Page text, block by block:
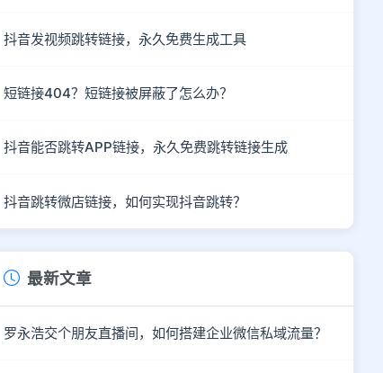
抖音发视频跳转链接，永久免费生成工具
短链接404？短链接被屏蔽了怎么办？
抖音能否跳转APP链接，永久免费跳转链接生成
抖音跳转微店链接，如何实现抖音跳转？
最新文章
罗永浩交个朋友直播间，如何搭建企业微信私域流量？